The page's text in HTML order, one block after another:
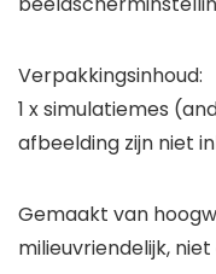
Verpakkingsinhoud:
1 x simulatiemes
afbeelding zijn niet
Gemaakt van
milieuvriendelijk,